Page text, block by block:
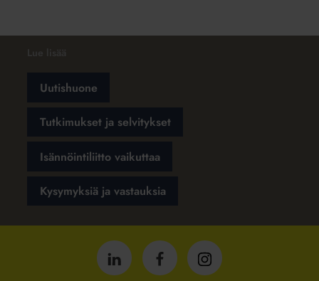
Uutishuone
Tutkimukset ja selvitykset
Isännöintiliitto vaikuttaa
Kysymyksiä ja vastauksia
IsännöintiliittoIsännöintiliittoIsännöintiliitto